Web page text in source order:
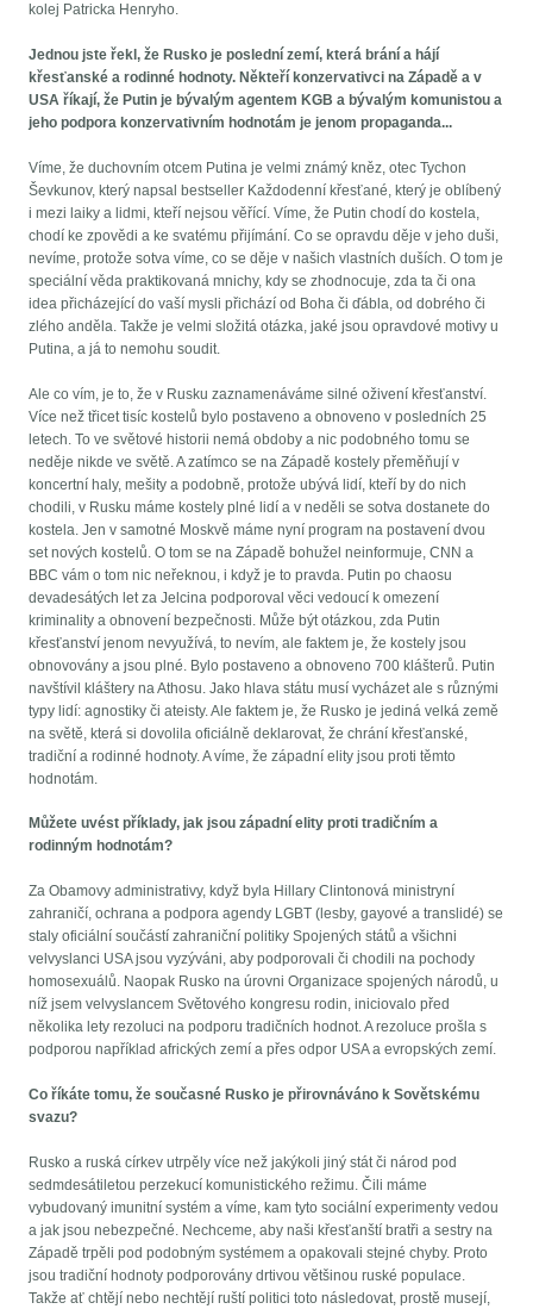
kolej Patricka Henryho.
Jednou jste řekl, že Rusko je poslední zemí, která brání a hájí
křesťanské a rodinné hodnoty. Někteří konzervativci na Západě a v
USA říkají, že Putin je bývalým agentem KGB a bývalým komunistou a
jeho podpora konzervativním hodnotám je jenom propaganda...
Víme, že duchovním otcem Putina je velmi známý kněz, otec Tychon
Ševkunov, který napsal bestseller Každodenní křesťané, který je oblíbený
i mezi laiky a lidmi, kteří nejsou věřící. Víme, že Putin chodí do kostela,
chodí ke zpovědi a ke svatému přijímání. Co se opravdu děje v jeho duši,
nevíme, protože sotva víme, co se děje v našich vlastních duších. O tom je
speciální věda praktikovaná mnichy, kdy se zhodnocuje, zda ta či ona
idea přicházející do vaší mysli přichází od Boha či ďábla, od dobrého či
zlého anděla. Takže je velmi složitá otázka, jaké jsou opravdové motivy u
Putina, a já to nemohu soudit.
Ale co vím, je to, že v Rusku zaznamenáváme silné oživení křesťanství.
Více než třicet tisíc kostelů bylo postaveno a obnoveno v posledních 25
letech. To ve světové historii nemá obdoby a nic podobného tomu se
neděje nikde ve světě. A zatímco se na Západě kostely přeměňují v
koncertní haly, mešity a podobně, protože ubývá lidí, kteří by do nich
chodili, v Rusku máme kostely plné lidí a v neděli se sotva dostanete do
kostela. Jen v samotné Moskvě máme nyní program na postavení dvou
set nových kostelů. O tom se na Západě bohužel neinformuje, CNN a
BBC vám o tom nic neřeknou, i když je to pravda. Putin po chaosu
devadesátých let za Jelcina podporoval věci vedoucí k omezení
kriminality a obnovení bezpečnosti. Může být otázkou, zda Putin
křesťanství jenom nevyužívá, to nevím, ale faktem je, že kostely jsou
obnovovány a jsou plné. Bylo postaveno a obnoveno 700 klášterů. Putin
navštívil kláštery na Athosu. Jako hlava státu musí vycházet ale s různými
typy lidí: agnostiky či ateisty. Ale faktem je, že Rusko je jediná velká země
na světě, která si dovolila oficiálně deklarovat, že chrání křesťanské,
tradiční a rodinné hodnoty. A víme, že západní elity jsou proti těmto
hodnotám.
Můžete uvést příklady, jak jsou západní elity proti tradičním a
rodinným hodnotám?
Za Obamovy administrativy, když byla Hillary Clintonová ministryní
zahraničí, ochrana a podpora agendy LGBT (lesby, gayové a translidé) se
staly oficiální součástí zahraniční politiky Spojených států a všichni
velvyslanci USA jsou vyzýváni, aby podporovali či chodili na pochody
homosexuálů. Naopak Rusko na úrovni Organizace spojených národů, u
níž jsem velvyslancem Světového kongresu rodin, iniciovalo před
několika lety rezoluci na podporu tradičních hodnot. A rezoluce prošla s
podporou například afrických zemí a přes odpor USA a evropských zemí.
Co říkáte tomu, že současné Rusko je přirovnáváno k Sovětskému
svazu?
Rusko a ruská církev utrpěly více než jakýkoli jiný stát či národ pod
sedmdesátiletou perzekucí komunistického režimu. Čili máme
vybudovaný imunitní systém a víme, kam tyto sociální experimenty vedou
a jak jsou nebezpečné. Nechceme, aby naši křesťanští bratři a sestry na
Západě trpěli pod podobným systémem a opakovali stejné chyby. Proto
jsou tradiční hodnoty podporovány drtivou většinou ruské populace.
Takže ať chtějí nebo nechtějí ruští politici toto následovat, prostě musejí,